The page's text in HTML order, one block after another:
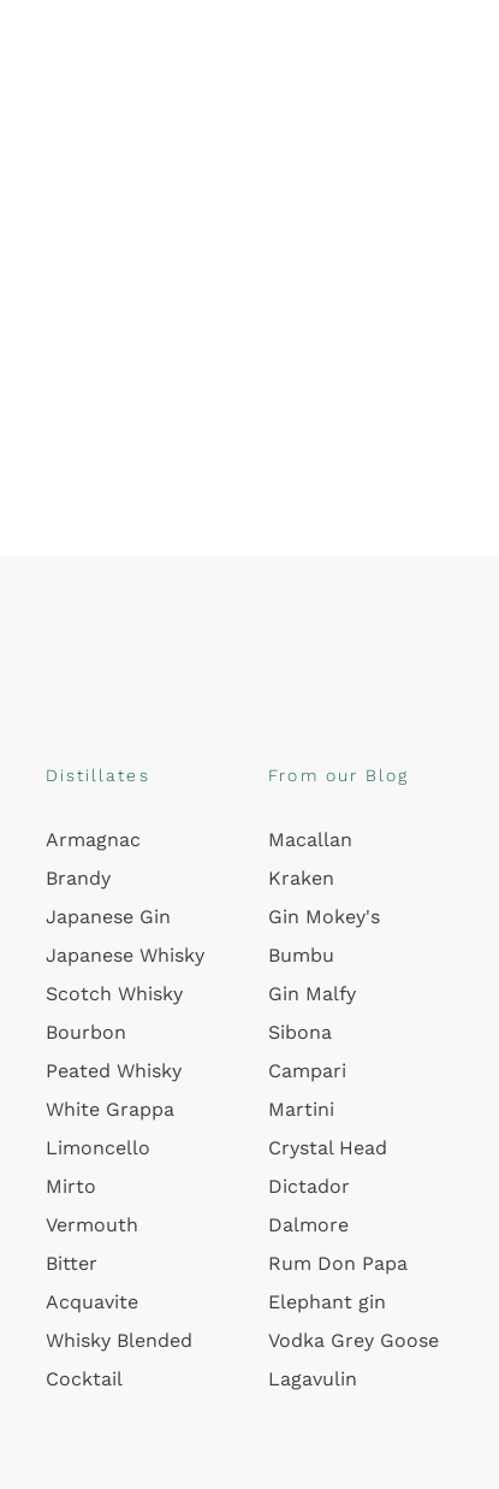
Distillates
Armagnac
Brandy
Japanese Gin
Japanese Whisky
Scotch Whisky
Bourbon
Peated Whisky
White Grappa
Limoncello
Mirto
Vermouth
Bitter
Acquavite
Whisky Blended
Cocktail
From our Blog
Macallan
Kraken
Gin Mokey's
Bumbu
Gin Malfy
Sibona
Campari
Martini
Crystal Head
Dictador
Dalmore
Rum Don Papa
Elephant gin
Vodka Grey Goose
Lagavulin